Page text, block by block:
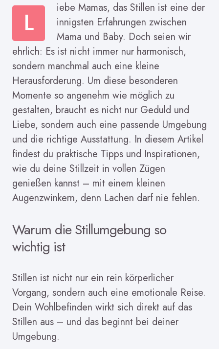
L
iebe Mamas, das Stillen ist eine der
innigsten Erfahrungen zwischen
Mama und Baby. Doch seien wir
ehrlich: Es ist nicht immer nur harmonisch,
sondern manchmal auch eine kleine
Herausforderung. Um diese besonderen
Momente so angenehm wie möglich zu
gestalten, braucht es nicht nur Geduld und
Liebe, sondern auch eine passende Umgebung
und die richtige Ausstattung. In diesem Artikel
findest du praktische Tipps und Inspirationen,
wie du deine Stillzeit in vollen Zügen
genießen kannst – mit einem kleinen
Augenzwinkern, denn Lachen darf nie fehlen.
Warum die Stillumgebung so
wichtig ist
Stillen ist nicht nur ein rein körperlicher
Vorgang, sondern auch eine emotionale Reise.
Dein Wohlbefinden wirkt sich direkt auf das
Stillen aus – und das beginnt bei deiner
Umgebung.